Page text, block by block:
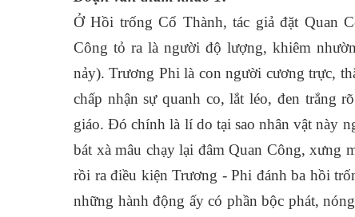
Ở Hồi trống Cổ Thành, tác giả đặt Quan
Công tỏ ra là người độ lượng, khiêm
nảy). Trương Phi là con người cương trực,
chấp nhận sự quanh co, lắt léo, đen trắng
giáo. Đó chính là lí do tại sao nhân vật này
bát xà mâu chạy lại đâm Quan Công, xưng
rồi ra điều kiện Trương - Phi đánh ba hồi
những hành động ấy có phần bộc phát,